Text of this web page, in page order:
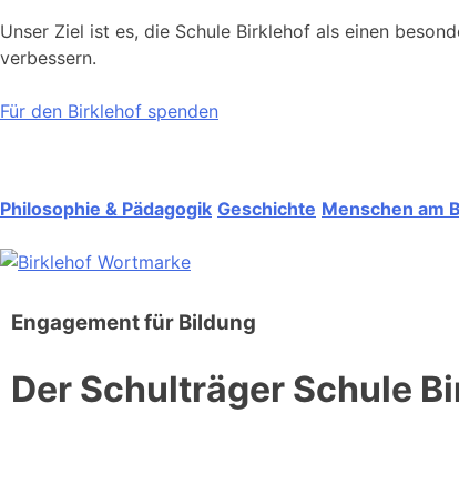
Unser Ziel ist es, die Schule Birklehof als einen
verbessern.
Für den Birklehof spenden
Philosophie & Pädagogik Geschichte Menschen am
Engagement für Bildung
Der Schulträger Schule